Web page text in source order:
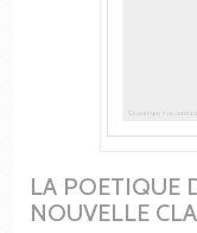
LA POETIQUE
NOUVELLE